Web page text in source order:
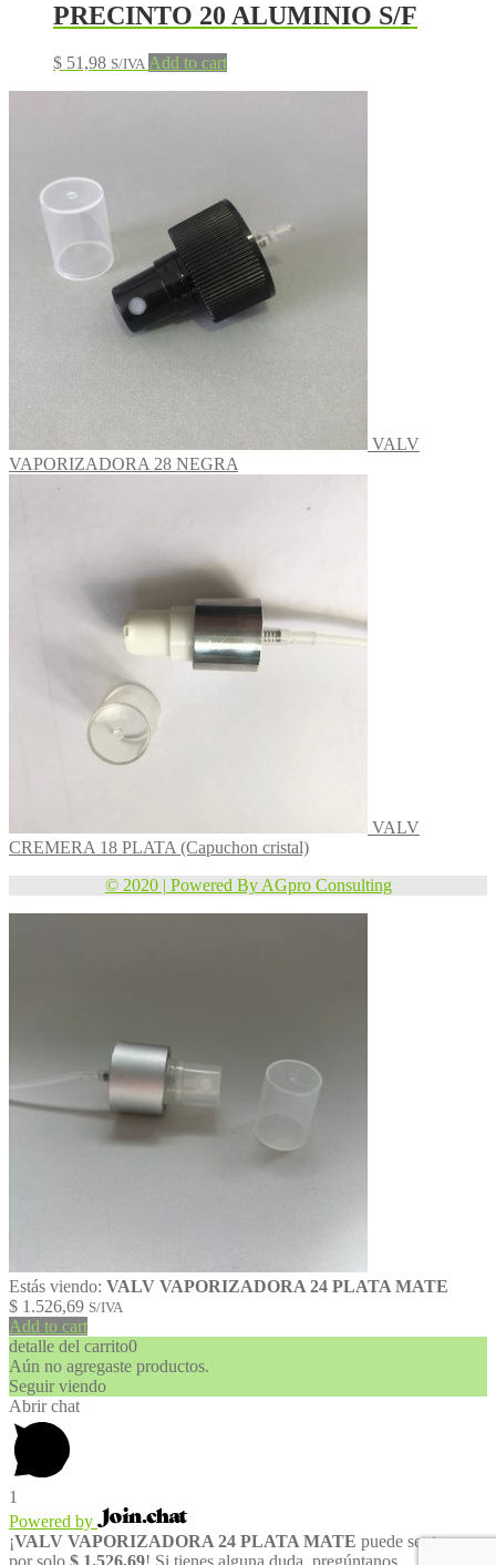
PRECINTO 20 ALUMINIO S/F
$ 51,98 S/IVA Add to cart
VALV
VAPORIZADORA 28 NEGRA
VALV
CREMERA 18 PLATA (Capuchon cristal)
© 2020 | Powered By AGpro Consulting
Estás viendo: VALV VAPORIZADORA 24 PLATA MATE
$ 1.526,69 S/IVA
Add to cart
detalle del carrito0
Aún no agregaste productos.
Seguir viendo
Abrir chat
1
Powered by
¡VALV VAPORIZADORA 24 PLATA MATE puede ser tuyo